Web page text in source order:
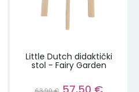
Little Dutch didaktički
stol - Fairy Garden